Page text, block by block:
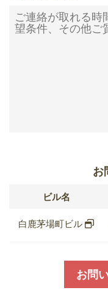
お
ビル名
白鹿茅場町ビル
お問